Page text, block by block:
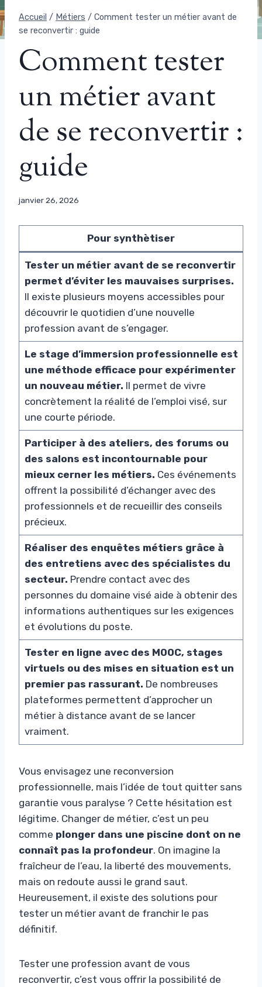
Accueil / Métiers / Comment tester un métier avant de
se reconvertir : guide
Comment tester
un métier avant
de se reconvertir :
guide
janvier 26, 2026
Pour synthètiser
Tester un métier avant de se reconvertir
permet d’éviter les mauvaises surprises.
Il existe plusieurs moyens accessibles pour
découvrir le quotidien d’une nouvelle
profession avant de s’engager.
Le stage d’immersion professionnelle est
une méthode efficace pour expérimenter
un nouveau métier. Il permet de vivre
concrètement la réalité de l’emploi visé, sur
une courte période.
Participer à des ateliers, des forums ou
des salons est incontournable pour
mieux cerner les métiers. Ces événements
offrent la possibilité d’échanger avec des
professionnels et de recueillir des conseils
précieux.
Réaliser des enquêtes métiers grâce à
des entretiens avec des spécialistes du
secteur. Prendre contact avec des
personnes du domaine visé aide à obtenir des
informations authentiques sur les exigences
et évolutions du poste.
Tester en ligne avec des MOOC, stages
virtuels ou des mises en situation est un
premier pas rassurant. De nombreuses
plateformes permettent d’approcher un
métier à distance avant de se lancer
vraiment.
Vous envisagez une reconversion
professionnelle, mais l’idée de tout quitter sans
garantie vous paralyse ? Cette hésitation est
légitime. Changer de métier, c’est un peu
comme plonger dans une piscine dont on ne
connaît pas la profondeur. On imagine la
fraîcheur de l’eau, la liberté des mouvements,
mais on redoute aussi le grand saut.
Heureusement, il existe des solutions pour
tester un métier avant de franchir le pas
définitif.
Tester une profession avant de vous
reconvertir, c’est vous offrir la possibilité de